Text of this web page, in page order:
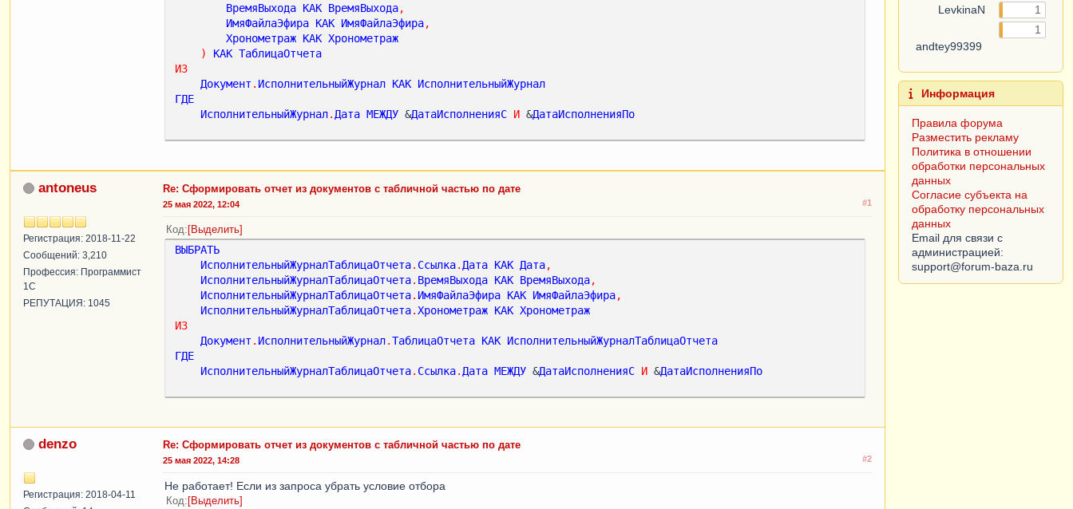
ВремяВыхода КАК ВремяВыхода,
ИмяФайлаЭфира КАК ИмяФайлаЭфира,
Хронометраж КАК Хронометраж
)
КАК ТаблицаОтчета
ИЗ
Документ . ИсполнительныйЖурнал КАК ИсполнительныйЖурнал
ГДЕ
ИсполнительныйЖурнал. Дата МЕЖДУ &ДатаИсполненияС И &ДатаИсполненияПо
antoneus
Регистрация: 2018-11-22
Сообщений: 3,210
Профессия: Программист
1С
РЕПУТАЦИЯ: 1045
Re: Сформировать отчет из документов с табличной частью по дате
#1
25 мая 2022, 12:04
Код Выделить
ВЫБРАТЬ
ИсполнительныйЖурналТаблицаОтчета. Ссылка. Дата КАК Дата,
ИсполнительныйЖурналТаблицаОтчета. ВремяВыхода КАК ВремяВыхода,
ИсполнительныйЖурналТаблицаОтчета. ИмяФайлаЭфира КАК ИмяФайлаЭфира,
ИсполнительныйЖурналТаблицаОтчета.Хронометраж КАК Хронометраж
ИЗ
Документ . ИсполнительныйЖурнал.ТаблицаОтчета КАК ИсполнительныйЖурналТаблицаОтчета
ГДЕ
ИсполнительныйЖурналТаблицаОтчета. Ссылка. Дата МЕЖДУ &ДатаИсполненияС И &ДатаИсполненияПо
denzo
Регистрация: 2018-04-11
Re: Сформировать отчет из документов с табличной частью по дате
#2
25 мая 2022, 14:28
Не работает! Если из запроса убрать условие отбора
Код Выделить
LevkinaN 1
andtey99399
1
Информация
Правила форума
Разместить рекламу
Политика в отношении
обработки персональных
данных
Согласие субъекта на
обработку персональных
данных
Email для связи с
администрацией: